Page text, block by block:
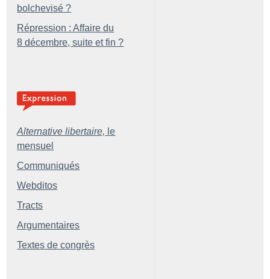
bolchevisé ?
Répression : Affaire du
8 décembre, suite et fin ?
Alternative libertaire, le
mensuel
Communiqués
Webditos
Tracts
Argumentaires
Textes de congrès